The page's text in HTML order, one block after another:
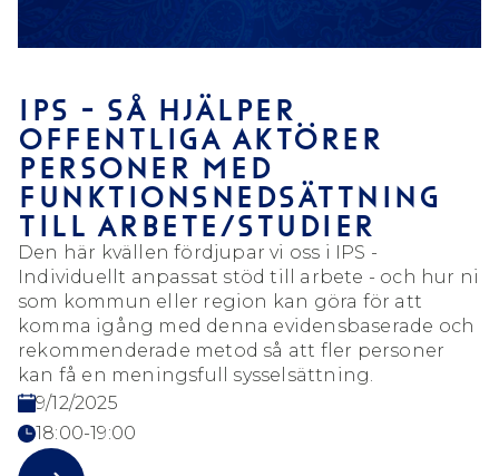
IPS - SÅ HJÄLPER
OFFENTLIGA AKTÖRER
PERSONER MED
FUNKTIONSNEDSÄTTNING
TILL ARBETE/STUDIER
Den här kvällen fördjupar vi oss i IPS -
Individuellt anpassat stöd till arbete - och hur ni
som kommun eller region kan göra för att
komma igång med denna evidensbaserade och
rekommenderade metod så att fler personer
kan få en meningsfull sysselsättning.
9/12/2025
18:00-19:00